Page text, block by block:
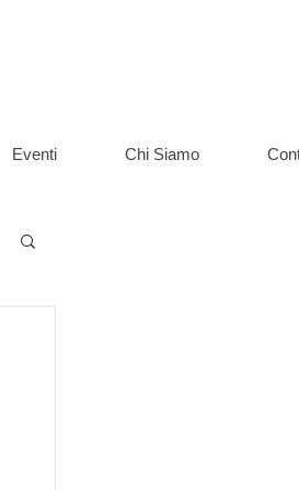
Eventi Chi Siamo